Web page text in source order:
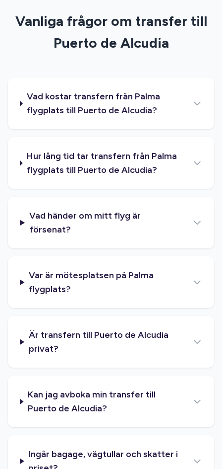
Vanliga frågor om transfer till
Puerto de Alcudia
Vad kostar transfern från Palma
flygplats till Puerto de Alcudia?
Hur lång tid tar transfern från Palma
flygplats till Puerto de Alcudia?
Vad händer om mitt flyg är
försenat?
Var är mötesplatsen på Palma
flygplats?
Är transfern till Puerto de Alcudia
privat?
Kan jag avboka min transfer till
Puerto de Alcudia?
Ingår bagage, vägtullar och skatter i